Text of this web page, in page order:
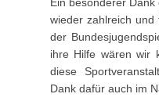
wieder zahlreich und
der
ihre Hilfe wären wir
diese
Dank dafür auch im